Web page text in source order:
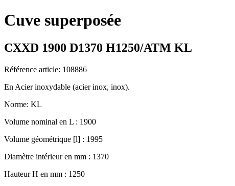
Cuve superposée
CXXD 1900 D1370 H1250/ATM KL
Référence article: 108886
En Acier inoxydable (acier inox, inox).
Norme: KL
Volume nominal en L : 1900
Volume géométrique [l] : 1995
Diamètre intérieur en mm : 1370
Hauteur H en mm : 1250